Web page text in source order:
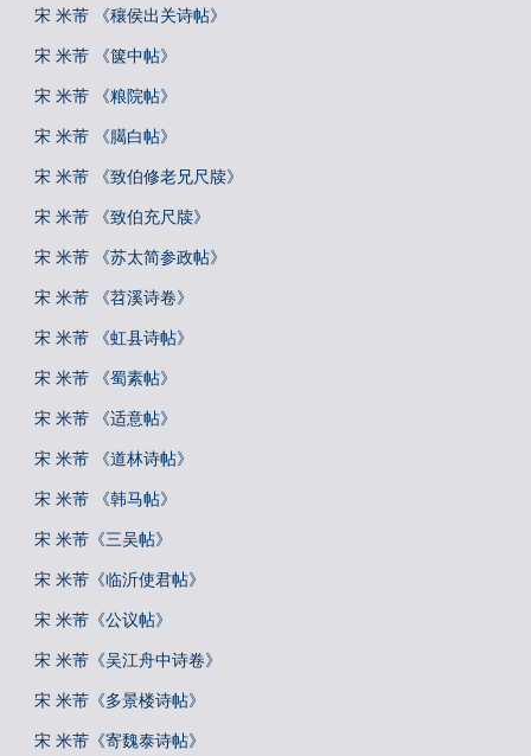
宋 米芾 《穰侯出关诗帖》
宋 米芾 《箧中帖》
宋 米芾 《粮院帖》
宋 米芾 《臈白帖》
宋 米芾 《致伯修老兄尺牍》
宋 米芾 《致伯充尺牍》
宋 米芾 《苏太简参政帖》
宋 米芾 《苕溪诗卷》
宋 米芾 《虹县诗帖》
宋 米芾 《蜀素帖》
宋 米芾 《适意帖》
宋 米芾 《道林诗帖》
宋 米芾 《韩马帖》
宋 米芾《三吴帖》
宋 米芾《临沂使君帖》
宋 米芾《公议帖》
宋 米芾《吴江舟中诗卷》
宋 米芾《多景楼诗帖》
宋 米芾《寄魏泰诗帖》